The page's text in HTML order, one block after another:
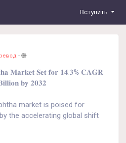
Вступить
-
𝐌𝐚𝐫𝐤𝐞𝐭 𝐒𝐞𝐭 𝐟𝐨𝐫 𝟏𝟒.𝟑% 𝐂𝐀𝐆𝐑
𝐛𝐲 𝟐𝟎𝟑𝟐
market is poised for
the accelerating global shift
the petrochemical industry's
feedstocks.